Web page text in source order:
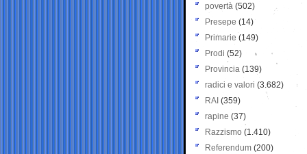
povertà (502)
Presepe (14)
Primarie (149)
Prodi (52)
Provincia (139)
radici e valori (3.682)
RAI (359)
rapine (37)
Razzismo (1.410)
Referendum (200)